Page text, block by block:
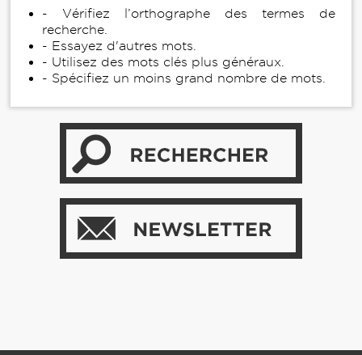
- Vérifiez l’orthographe des termes de
recherche.
- Essayez d'autres mots.
- Utilisez des mots clés plus généraux.
- Spécifiez un moins grand nombre de mots.